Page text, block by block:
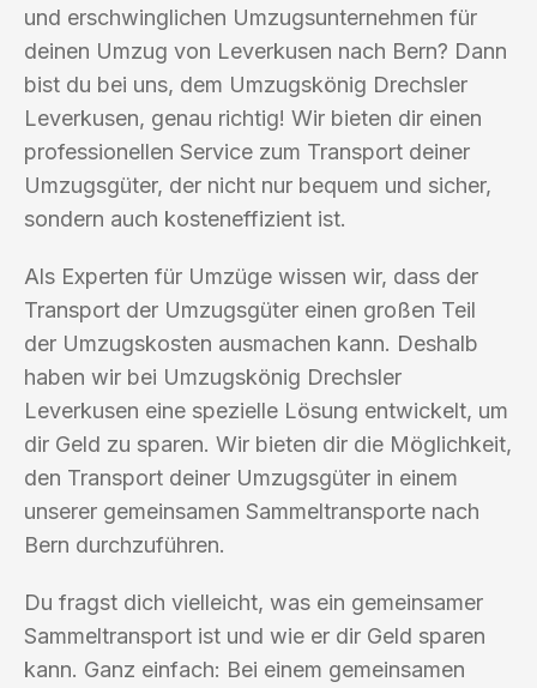
und erschwinglichen Umzugsunternehmen für
deinen Umzug von Leverkusen nach Bern? Dann
bist du bei uns, dem Umzugskönig Drechsler
Leverkusen, genau richtig! Wir bieten dir einen
professionellen Service zum Transport deiner
Umzugsgüter, der nicht nur bequem und sicher,
sondern auch kosteneffizient ist.
Als Experten für Umzüge wissen wir, dass der
Transport der Umzugsgüter einen großen Teil
der Umzugskosten ausmachen kann. Deshalb
haben wir bei Umzugskönig Drechsler
Leverkusen eine spezielle Lösung entwickelt, um
dir Geld zu sparen. Wir bieten dir die Möglichkeit,
den Transport deiner Umzugsgüter in einem
unserer gemeinsamen Sammeltransporte nach
Bern durchzuführen.
Du fragst dich vielleicht, was ein gemeinsamer
Sammeltransport ist und wie er dir Geld sparen
kann. Ganz einfach: Bei einem gemeinsamen